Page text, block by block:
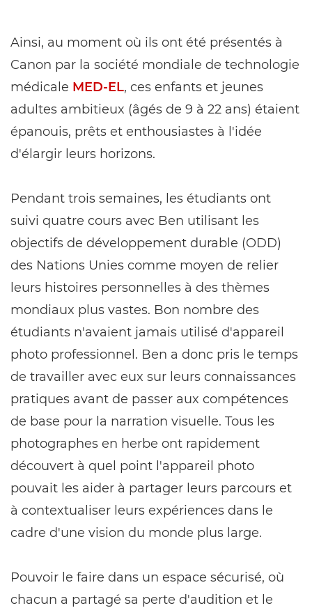
Ainsi, au moment où ils ont été présentés à
Canon par la société mondiale de technologie
médicale MED-EL, ces enfants et jeunes
adultes ambitieux (âgés de 9 à 22 ans) étaient
épanouis, prêts et enthousiastes à l'idée
d'élargir leurs horizons.
Pendant trois semaines, les étudiants ont
suivi quatre cours avec Ben utilisant les
objectifs de développement durable (ODD)
des Nations Unies comme moyen de relier
leurs histoires personnelles à des thèmes
mondiaux plus vastes. Bon nombre des
étudiants n'avaient jamais utilisé d'appareil
photo professionnel. Ben a donc pris le temps
de travailler avec eux sur leurs connaissances
pratiques avant de passer aux compétences
de base pour la narration visuelle. Tous les
photographes en herbe ont rapidement
découvert à quel point l'appareil photo
pouvait les aider à partager leurs parcours et
à contextualiser leurs expériences dans le
cadre d'une vision du monde plus large.
Pouvoir le faire dans un espace sécurisé, où
chacun a partagé sa perte d'audition et le